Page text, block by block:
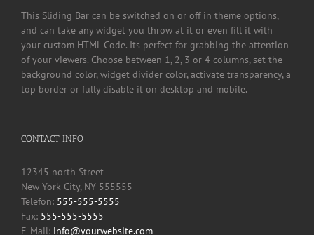
This Sliding Bar can be switched on or off in theme options,
and can take any widget you throw at it or even fill it with
your custom HTML Code. Its perfect for grabbing the attention
of your viewers. Choose between 1, 2, 3 or 4 columns, set the
background color, widget divider color, activate transparency, a
top border or fully disable it on desktop and mobile.
CONTACT INFO
12345 north Street
New York City, NY 555555
Telefon: 555-555-5555
Fax: 555-555-5555
E-Mail: info@yourwebsite.com